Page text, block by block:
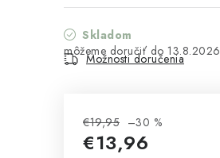
Skladom
13.8.2026
Možnosti doručenia
€19,95 –30 %
€13,96